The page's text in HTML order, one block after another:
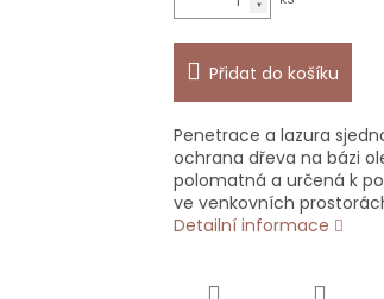
Přidat do košíku
Penetrace a lazura
ochrana dřeva na bázi
polomatná a určená k
ve venkovních
Detailní informace